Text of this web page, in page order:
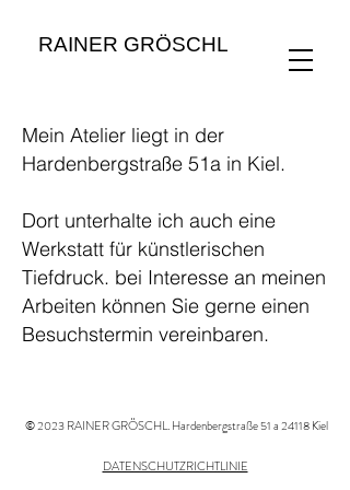
RAINER GRÖSCHL
Mein Atelier liegt in der
Hardenbergstraße 51a in Kiel.
Dort unterhalte ich auch eine
Werkstatt für künstlerischen
Tiefdruck. bei Interesse an meinen
Arbeiten können Sie gerne einen
Besuchstermin vereinbaren.
© 2023 RAINER GRÖSCHL. Hardenbergstraße 51 a 24118 Kiel
DATENSCHUTZRICHTLINIE